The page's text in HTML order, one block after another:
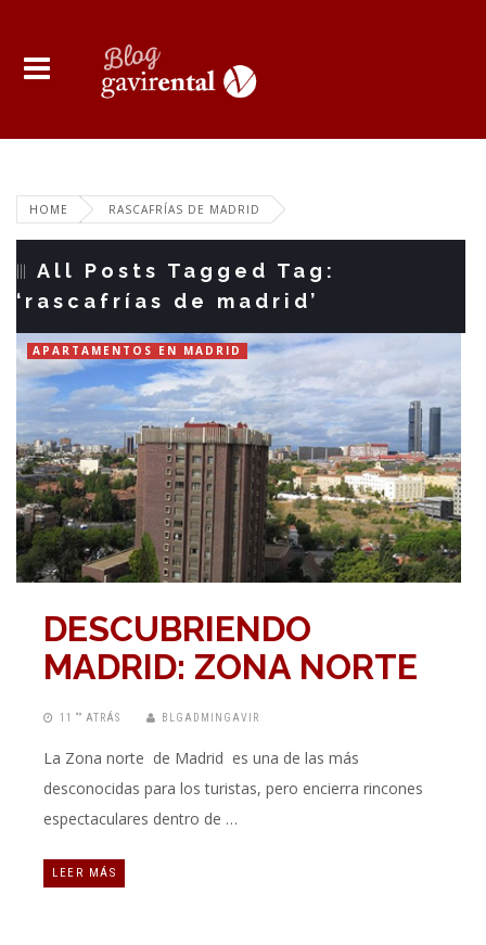
HOME RASCAFRÍAS DE MADRID
All Posts Tagged Tag:
‘rascafrías de madrid’
APARTAMENTOS EN MADRID
DESCUBRIENDO
MADRID: ZONA NORTE
11 “” ATRÁS BLGADMINGAVIR
La Zona norte de Madrid es una de las más
desconocidas para los turistas, pero encierra rincones
espectaculares dentro de …
LEER MÁS